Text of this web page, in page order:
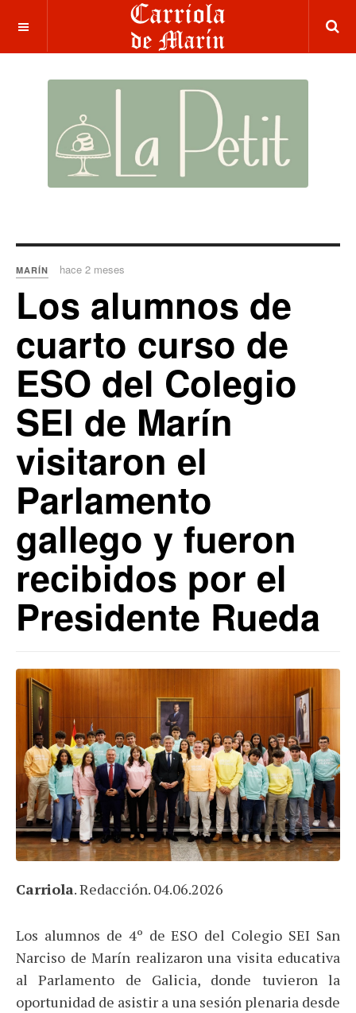
MARÍN hace 2 meses
Los alumnos de
cuarto curso de
ESO del Colegio
SEI de Marín
visitaron el
Parlamento
gallego y fueron
recibidos por el
Presidente Rueda
Carriola. Redacción. 04.06.2026
Los alumnos de 4º de ESO del Colegio SEI San
Narciso de Marín realizaron una visita educativa
al Parlamento de Galicia, donde tuvieron la
oportunidad de asistir a una sesión plenaria desde